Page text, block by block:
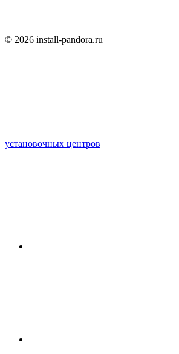
© 2026 install-pandora.ru
установочных центров